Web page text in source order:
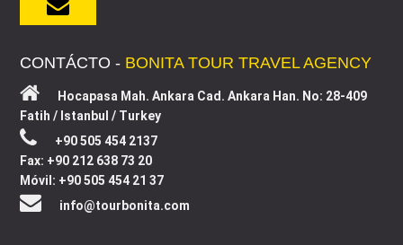
CONTÁCTO - BONITA TOUR TRAVEL AGENCY
Hocapasa Mah. Ankara Cad. Ankara Han. No: 28-409
Fatih / Istanbul / Turkey
+90 505 454 2137
Fax: +90 212 638 73 20
Móvil: +90 505 454 21 37
info@tourbonita.com